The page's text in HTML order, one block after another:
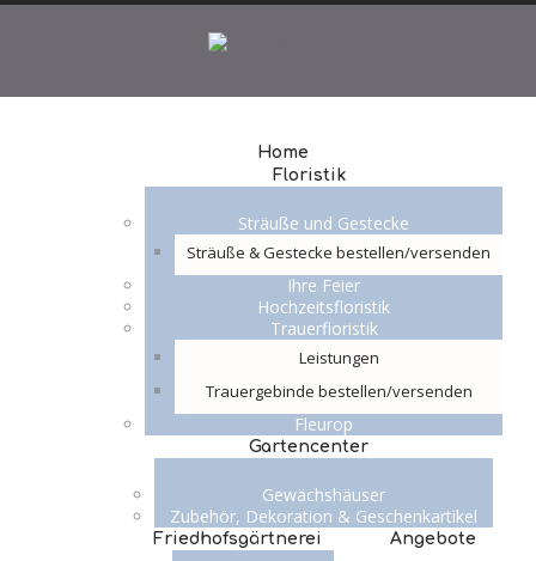
Home
Floristik
Sträuße und Gestecke
Sträuße & Gestecke bestellen/versenden
Ihre Feier
Hochzeitsfloristik
Trauerfloristik
Leistungen
Trauergebinde bestellen/versenden
Fleurop
Gartencenter
Gewächshäuser
Zubehör, Dekoration & Geschenkartikel
Friedhofsgärtnerei Angebote